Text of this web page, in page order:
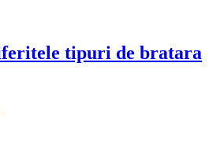
tipuri de bratara